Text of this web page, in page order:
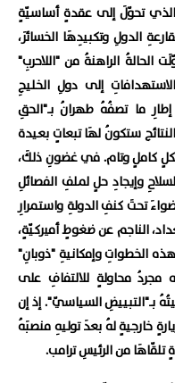
تحوّلَ إلى عقدةٍ أساسيّةٍ
الدولِ وتكبيدِهَا الخسائرَ،
الحالةُ الراهنةُ من "اللاحربِ"
إلى دولِ الخليجِ
ما تصفُهُ طهرانُ بـ"الحقِ
ستكونُ لهَا تبعاتٍ بعيدة
كاملٍ وتام. في غضونِ ذلكَ،
وإيجادِ حلٍ لملفِ الفصائلِ
تحتَ كنفِ الدولةِ واستمرارِ
الناجم عن ضغوطٍ أميركيّةٍ،
الخطواتِ وإمكانيةِ "ذوبانِ"
مجردُ محاولةٍ للالتفافِ على
بـ"التبييضِ السياسيّ". إذ إن
خارجيةٍ لهُ بعدَ توليهِ منصبَهُ
تلقّاهَا من الرئيسِ ترامب.